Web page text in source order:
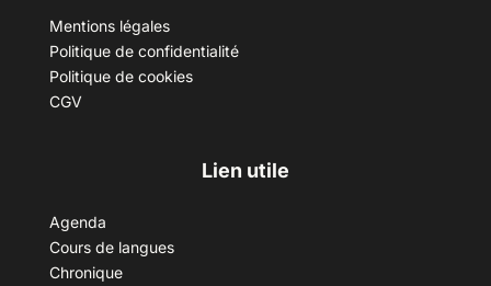
Mentions légales
Politique de confidentialité
Politique de cookies
CGV
Lien utile
Agenda
Cours de langues
Chronique